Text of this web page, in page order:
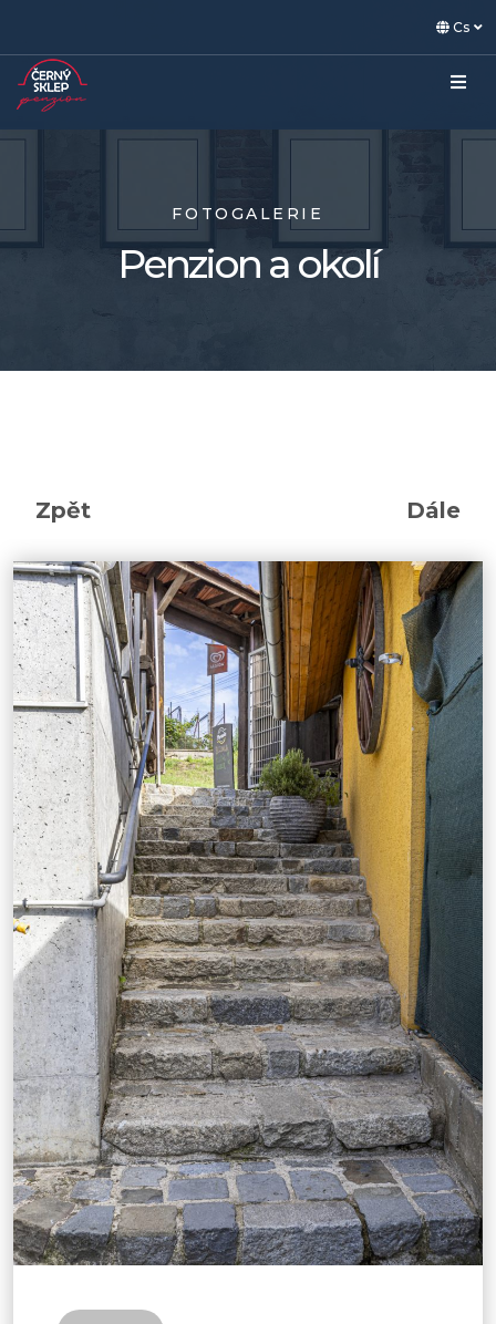
Cs
FOTOGALERIE
Penzion a okolí
Zpět Dále